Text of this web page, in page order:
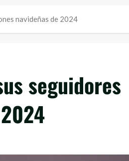
navideñas de 2024
seguidores